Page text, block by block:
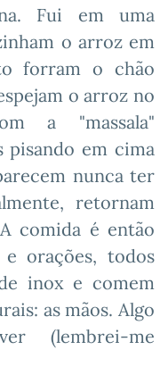
Fui em uma
o arroz em
forram o chão
o arroz no
a "massala"
pisando em cima
nunca ter
retornam
comida é então
e orações, todos
inox e comem
as mãos. Algo
(lembrei-me